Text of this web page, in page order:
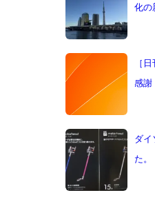
化の
［
感謝
ダイ
た。